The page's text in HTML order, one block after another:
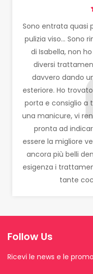
Sono entrata quasi
pulizia viso... Sono
di Isabella, non
diversi
davvero dando
esteriore. Ho
porta e consiglio a
una manicure, vi
pronta ad
essere la migliore
ancora più belli
esigenza i
tante
Follow Us
Ricevi le news e le